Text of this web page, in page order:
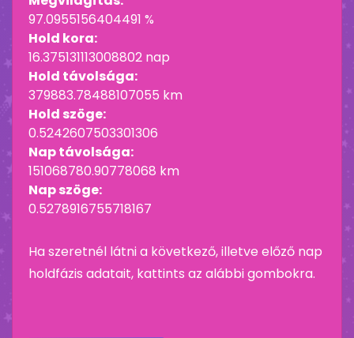
97.0955156404491 %
Hold kora:
16.375131113008802 nap
Hold távolsága:
379883.78488107055 km
Hold szöge:
0.5242607503301306
Nap távolsága:
151068780.90778068 km
Nap szöge:
0.5278916755718167
Ha szeretnél látni a következő, illetve előző nap
holdfázis adatait, kattints az alábbi gombokra.